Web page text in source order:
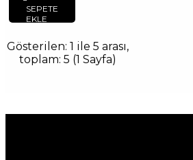
SEPETE
EKLE
Gösterilen: 1 ile 5 arası,
toplam: 5 (1 Sayfa)